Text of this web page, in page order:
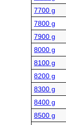
7700 g
7800 g
7900 g
8000 g
8100 g
8200 g
8300 g
8400 g
8500 g